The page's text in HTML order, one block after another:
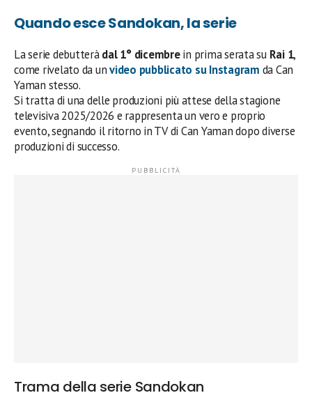
Quando esce Sandokan, la serie
La serie debutteràdal 1° dicembrein prima serata su Rai 1,
come rivelato da unvideo pubblicato su Instagram da Can
Yaman stesso.
Si tratta di una delle produzioni più attese della stagione
televisiva 2025/2026 e rappresenta un vero e proprio
evento, segnando il ritorno in TV di Can Yaman dopo diverse
produzioni di successo.
Trama della serie Sandokan